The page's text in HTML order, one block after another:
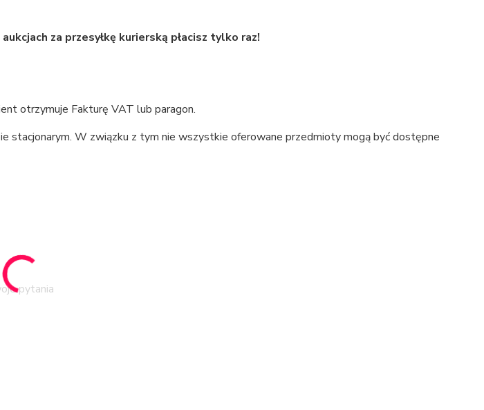
za przesyłkę kurierską płacisz tylko raz!
otrzymuje Fakturę VAT lub paragon.
stacjonarym. W związku z tym nie wszystkie oferowane przedmioty mogą być dostępne
pytania